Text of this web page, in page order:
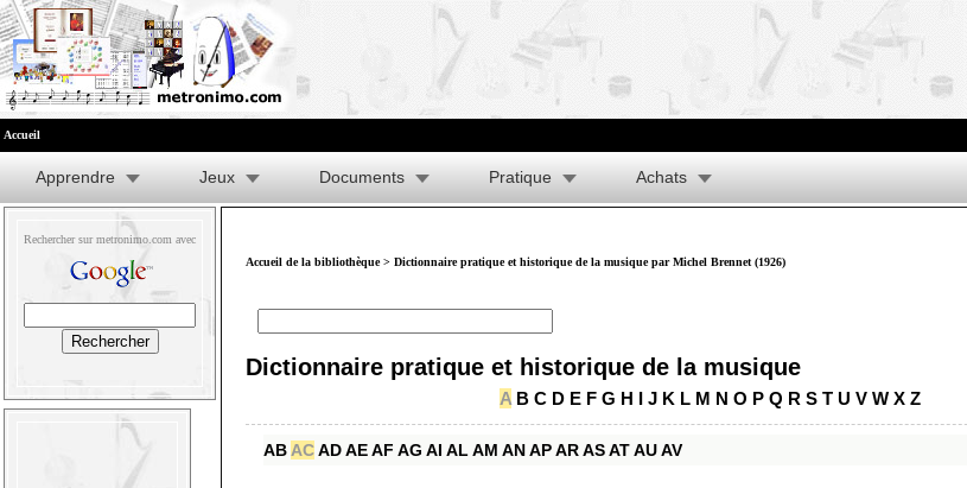
Accueil
Apprendre Jeux Documents Pratique Achats
Rechercher sur metronimo.com avec
Accueil de la bibliothèque> Dictionnaire pratique et historique de la musique par Michel Brennet (1926)
Dictionnaire pratique et historique de la musique
A B C D E F G H I J K L M N O P Q R S T U V W X Z
AB ACADAEAF AG AI AL AM ANAPARASATAUAV